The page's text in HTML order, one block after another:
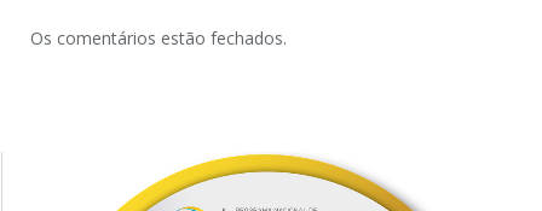
Os comentários estão fechados.